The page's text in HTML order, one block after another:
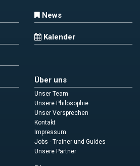
News
Kalender
Über uns
Unser Team
Unsere Philosophie
Unser Versprechen
Kontakt
Impressum
Jobs - Trainer und Guides
Unsere Partner